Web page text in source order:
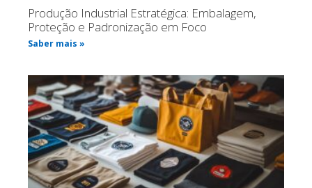
Produção Industrial Estratégica: Embalagem,
Proteção e Padronização em Foco
Saber mais »